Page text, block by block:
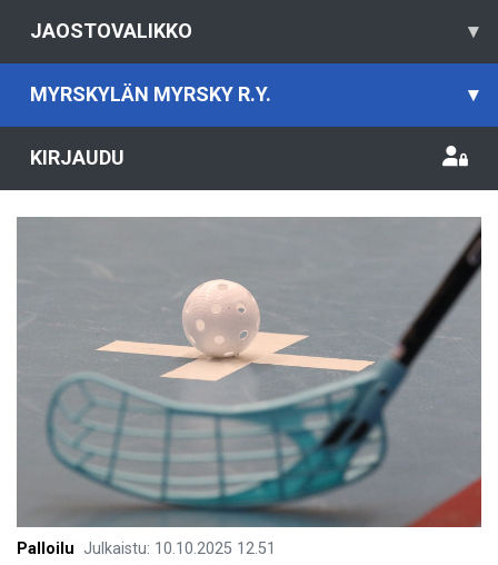
JAOSTOVALIKKO ▾
MYRSKYLÄN MYRSKY R.Y. ▾
KIRJAUDU
Palloilu Julkaistu: 10.10.2025 12.51